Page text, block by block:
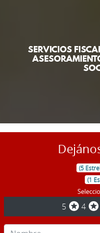
SERVICIOS
(5
(1
5 stars 4 stars